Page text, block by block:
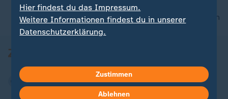
nach oben
Hier findest du das Impressum.
Weitere Informationen findest du in unserer
Datenschutzerklärung.
Zustimmen
Ablehnen